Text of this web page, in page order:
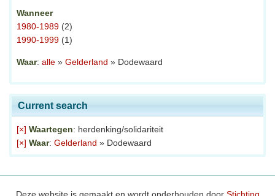
Wanneer
1980-1989 (2)
1990-1999 (1)
Waar: alle » Gelderland » Dodewaard
Current search
[×] Waartegen: herdenking/solidariteit
[×] Waar: Gelderland » Dodewaard
Deze website is gemaakt en wordt onderhouden door Stichting